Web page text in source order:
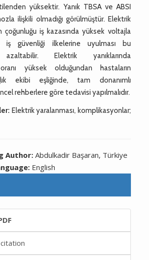
yüksektir. Yanık TBSA ve ABSI
ilişkili olmadığı görülmüştür. Elektrik
çoğunluğu iş kazasında yüksek voltajla
iş güvenliği ilkelerine uyulması bu
azaltabilir. Elektrik yanıklarında
yüksek olduğundan hastaların
ekibi eşliğinde, tam donanımlı
rehberlere göre tedavisi yapılmalıdır.
Elektrik yaralanması, komplikasyonlar;
Author:Abdulkadir Başaran, Türkiye
English